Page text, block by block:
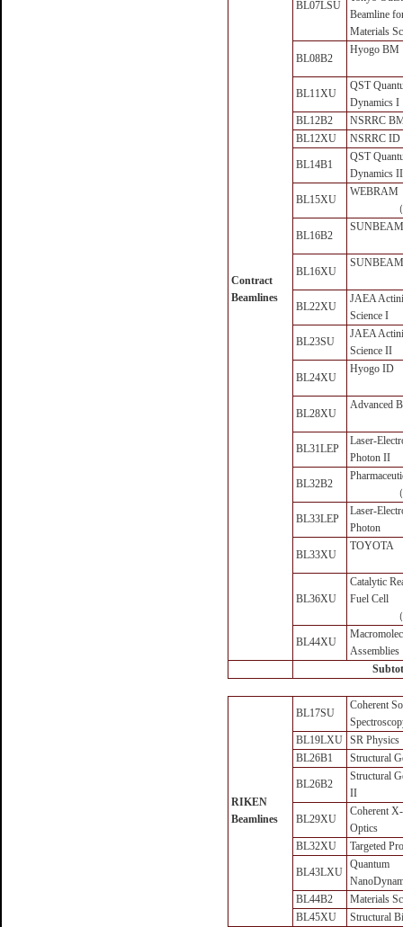
Contract
Beamlines
BL07LSU
Beamline
Materials
BL08B2
Hyogo BM
BL11XU
QST
Dynamics I
BL12B2
NSRRC
BL12XU
NSRRC ID
BL14B1
QST
Dynamics II
BL15XU
WEBRAM
BL16B2
BL16XU
BL22XU
JAEA
Science I
BL23SU
JAEA
Science II
BL24XU
Hyogo ID
BL28XU
Advanced
BL31LEP
Laser-
Photon II
BL32B2
BL33LEP
Laser-
Photon
BL33XU
TOYOTA
BL36XU
Catalytic
Fuel Cell
BL44XU
Assemblies
RIKEN
Beamlines
BL17SU
Coherent
BL19LXU SR Physics
BL26B1
Structural
BL26B2
Structural
II
BL29XU
Coherent
Optics
BL32XU
Targeted
BL43LXU
Quantum
BL44B2
Materials
BL45XU
Structural